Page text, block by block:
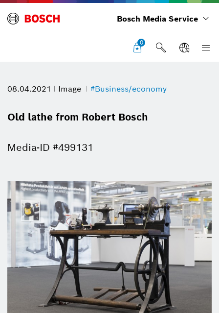
Bosch Media Service
0
08.04.2021 Image #Business/economy
Old lathe from Robert Bosch
Media-ID #499131